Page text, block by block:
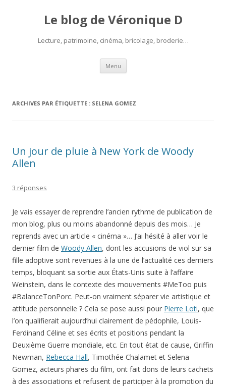
Le blog de Véronique D
Lecture, patrimoine, cinéma, bricolage, broderie…
Menu Aller
contenu
ARCHIVES PAR ÉTIQUETTE : SELENA GOMEZ
Un jour de pluie à New York de Woody
Allen
3 réponses
Je vais essayer de reprendre l’ancien rythme de publication de
mon blog, plus ou moins abandonné depuis des mois… Je
reprends avec un article « cinéma »… J’ai hésité à aller voir le
dernier film de Woody Allen, dont les accusions de viol sur sa
fille adoptive sont revenues à la une de l’actualité ces derniers
temps, bloquant sa sortie aux États-Unis suite à l’affaire
Weinstein, dans le contexte des mouvements #MeToo puis
#BalanceTonPorc. Peut-on vraiment séparer vie artistique et
attitude personnelle ? Cela se pose aussi pour Pierre Loti, que
l’on qualifierait aujourd’hui clairement de pédophile, Louis-
Ferdinand Céline et ses écrits et positions pendant la
Deuxième Guerre mondiale, etc. En tout état de cause, Griffin
Newman, Rebecca Hall, Timothée Chalamet et Selena
Gomez, acteurs phares du film, ont fait dons de leurs cachets
à des associations et refusent de participer à la promotion du